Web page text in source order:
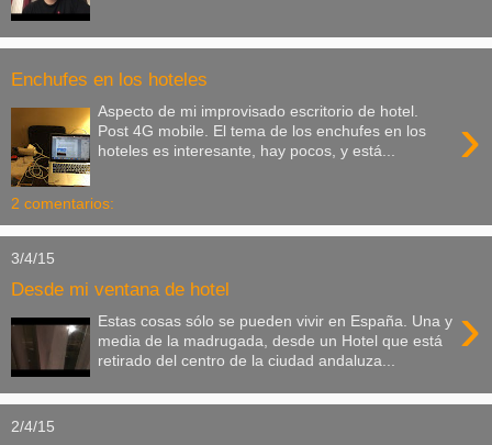
Enchufes en los hoteles
›
Aspecto de mi improvisado escritorio de hotel.
Post 4G mobile. El tema de los enchufes en los
hoteles es interesante, hay pocos, y está...
2 comentarios:
3/4/15
Desde mi ventana de hotel
›
Estas cosas sólo se pueden vivir en España. Una y
media de la madrugada, desde un Hotel que está
retirado del centro de la ciudad andaluza...
2/4/15